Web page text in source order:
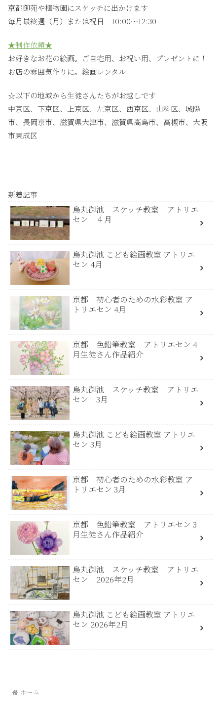
京都御苑や植物園にスケッチに出かけます
毎月最終週（月）または祝日 10:00〜12:30
★制作依頼★
お好きなお花の絵画。ご自宅用、お祝い用、プレゼントに！
お店の雰囲気作りに。絵画レンタル
☆以下の地域から生徒さんたちがお越しです
中京区、下京区、上京区、左京区、西京区、山科区、城陽
市、長岡京市、滋賀県大津市、滋賀県高島市、高槻市、大阪
市東成区
新着記事
烏丸御池 スケッチ教室 アトリエ
セン ４月
烏丸御池 こども絵画教室 アトリエ
セン 4月
京都 初心者のための水彩教室 ア
トリエセン 4月
京都 色鉛筆教室 アトリエセン 4
月生徒さん作品紹介
烏丸御池 スケッチ教室 アトリエ
セン 3月
烏丸御池 こども絵画教室 アトリエ
セン 3月
京都 初心者のための水彩教室 ア
トリエセン 3月
京都 色鉛筆教室 アトリエセン 3
月生徒さん作品紹介
烏丸御池 スケッチ教室 アトリエ
セン 2026年2月
烏丸御池 こども絵画教室 アトリエ
セン 2026年2月
ホーム